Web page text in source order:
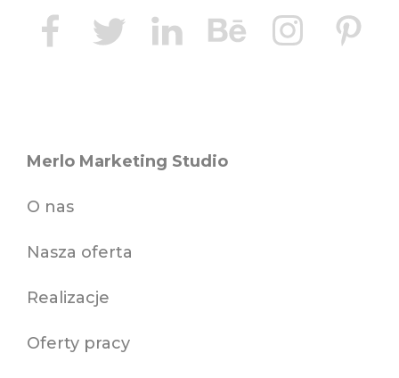
Merlo Marketing Studio
O nas
Nasza oferta
Realizacje
Oferty pracy